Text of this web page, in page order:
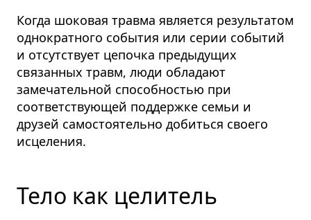
Когда шоковая травма является результатом
однократного события или серии событий
и отсутствует цепочка предыдущих
связанных травм, люди обладают
замечательной способностью при
соответствующей поддержке семьи и
друзей самостоятельно добиться своего
исцеления.
Тело как целитель